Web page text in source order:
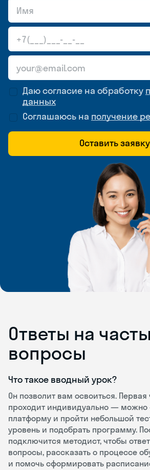
Даю согласие на обработку
данных
Соглашаюсь на получение
Оставить заявку
Ответы на
вопросы
Что такое вводный урок?
Он позволит вам освоиться. Первая
проходит индивидуально — можно
платформу и пройти небольшой
уровень и подобрать программу.
подключится методист, чтобы
вопросы, рассказать о процессе
и помочь сформировать